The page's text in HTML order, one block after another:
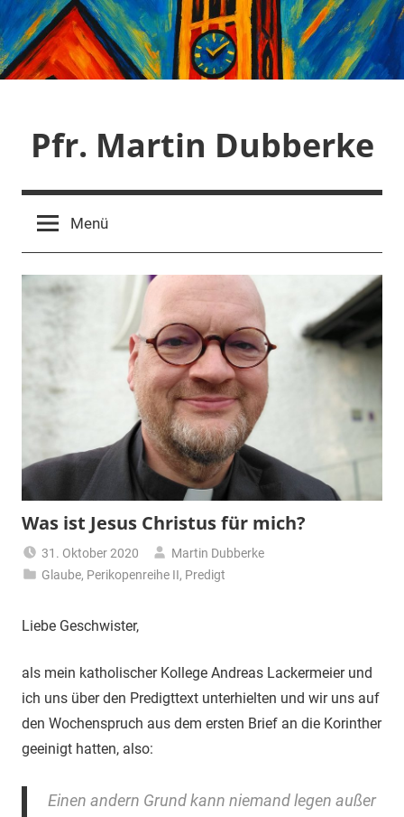
Zum
Inhalt
springen
Pfr. Martin Dubberke
Menü
Was ist Jesus Christus für mich?
31. Oktober 2020
Martin Dubberke
Glaube, Perikopenreihe II, Predigt
Liebe Geschwister,
als mein katholischer Kollege Andreas Lackermeier und
ich uns über den Predigttext unterhielten und wir uns auf
den Wochenspruch aus dem ersten Brief an die Korinther
geeinigt hatten, also:
Einen andern Grund kann niemand legen außer